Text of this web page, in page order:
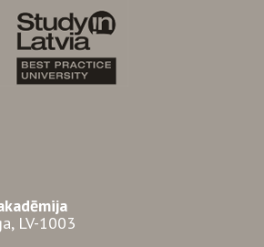
LV-1003